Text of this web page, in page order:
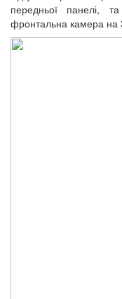
передньої панелі,
фронтальна камера на